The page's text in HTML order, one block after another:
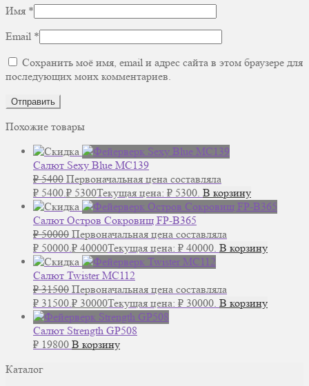
Имя *
Email *
Сохранить моё имя, email и адрес сайта в этом браузере для
последующих моих комментариев.
Похожие товары
Салют Sexy Blue MC139
₽5400 Первоначальная цена составляла
₽ 5400. ₽ 5300Текущая цена: ₽ 5300. В корзину
Салют Остров Сокровищ FP-B365
₽50000 Первоначальная цена составляла
₽ 50000. ₽ 40000Текущая цена: ₽ 40000. В корзину
Салют Twister MC112
₽31500 Первоначальная цена составляла
₽ 31500. ₽ 30000Текущая цена: ₽ 30000. В корзину
Салют Strength GP508
₽ 19800 В корзину
Каталог